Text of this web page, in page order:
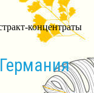
концентраты